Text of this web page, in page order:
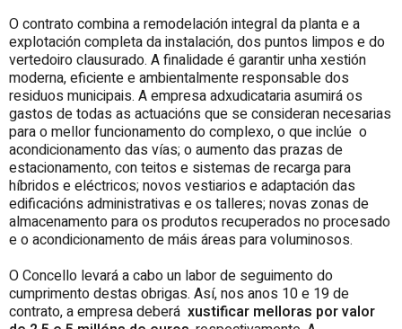
O contrato combina a remodelación integral da planta e a
explotación completa da instalación, dos puntos limpos e do
vertedoiro clausurado. A finalidade é garantir unha xestión
moderna, eficiente e ambientalmente responsable dos
residuos municipais. A empresa adxudicataria asumirá os
gastos de todas as actuacións que se consideran necesarias
para o mellor funcionamento do complexo, o que inclúe o
acondicionamento das vías; o aumento das prazas de
estacionamento, con teitos e sistemas de recarga para
híbridos e eléctricos; novos vestiarios e adaptación das
edificacións administrativas e os talleres; novas zonas de
almacenamento para os produtos recuperados no procesado
e o acondicionamento de máis áreas para voluminosos.
O Concello levará a cabo un labor de seguimento do
cumprimento destas obrigas. Así, nos anos 10 e 19 de
contrato, a empresa deberá xustificar melloras por valor